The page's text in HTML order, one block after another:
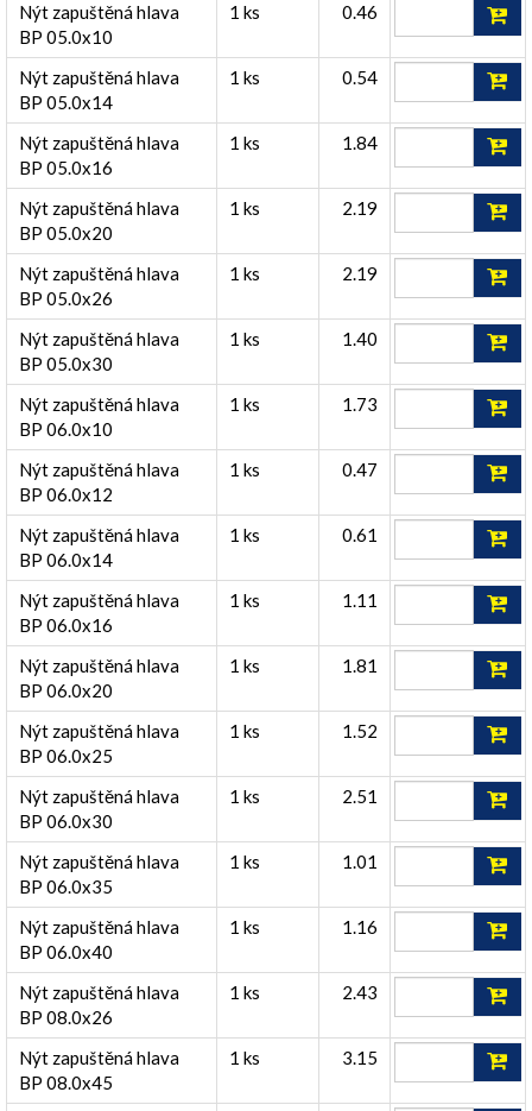
Nýt zapuštěná hlava
BP 05.0x10
1 ks 0.46
Nýt zapuštěná hlava
BP 05.0x14
1 ks 0.54
Nýt zapuštěná hlava
BP 05.0x16
1 ks 1.84
Nýt zapuštěná hlava
BP 05.0x20
1 ks 2.19
Nýt zapuštěná hlava
BP 05.0x26
1 ks 2.19
Nýt zapuštěná hlava
BP 05.0x30
1 ks 1.40
Nýt zapuštěná hlava
BP 06.0x10
1 ks 1.73
Nýt zapuštěná hlava
BP 06.0x12
1 ks 0.47
Nýt zapuštěná hlava
BP 06.0x14
1 ks 0.61
Nýt zapuštěná hlava
BP 06.0x16
1 ks 1.11
Nýt zapuštěná hlava
BP 06.0x20
1 ks 1.81
Nýt zapuštěná hlava
BP 06.0x25
1 ks 1.52
Nýt zapuštěná hlava
BP 06.0x30
1 ks 2.51
Nýt zapuštěná hlava
BP 06.0x35
1 ks 1.01
Nýt zapuštěná hlava
BP 06.0x40
1 ks 1.16
Nýt zapuštěná hlava
BP 08.0x26
1 ks 2.43
Nýt zapuštěná hlava
BP 08.0x45
1 ks 3.15